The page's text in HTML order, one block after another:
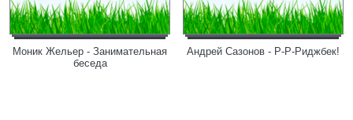
Моник Жельер - Занимательная
беседа
Андрей Сазонов - Р-Р-Риджбек!